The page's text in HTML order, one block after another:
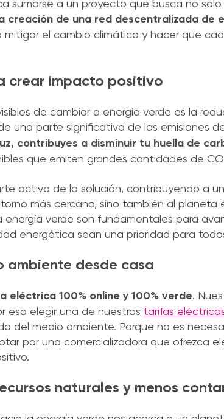
sumarse a un proyecto que busca no
creación de una red descentralizada de
mitigar el cambio climático y hacer que
crear impacto positivo
de cambiar a energía verde es la
una parte significativa de las emisiones
contribuyes a disminuir tu huella de
que emiten grandes cantidades de
activa de la solución, contribuyendo a
más cercano, sino también al planeta
verde son fundamentales para
energética sean una prioridad para
ambiente desde casa
eléctrica 100% online y 100% verde.
eso elegir una de nuestras tarifas
del medio ambiente. Porque no es
por una comercializadora que ofrezca
naturales y menos